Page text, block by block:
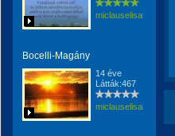
miclauselisabeta
Bocelli-Magány
14 éve
Látták:467
miclauselisabeta